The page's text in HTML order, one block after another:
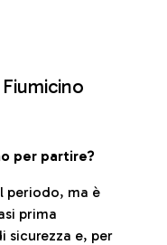
per partire?
periodo, ma è
prima
sicurezza e, per